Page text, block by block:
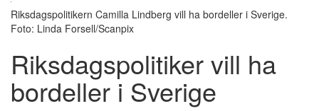
Riksdagspolitikern Camilla Lindberg vill ha bordeller i Sverige.
Foto: Linda Forsell/Scanpix
Riksdagspolitiker vill ha
bordeller i Sverige